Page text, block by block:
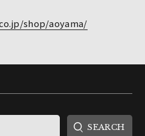
shop/aoyama/